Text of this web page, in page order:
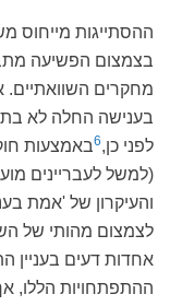
ההסתייגות
בצמצום הפשיעה
מחקרים
בענישה החלה לא
לפני כן,6באמצעות
(למשל לעבריינים
לצמצום מהותי של
אחדות דעים בעניין
ההתפתחויות הללו,